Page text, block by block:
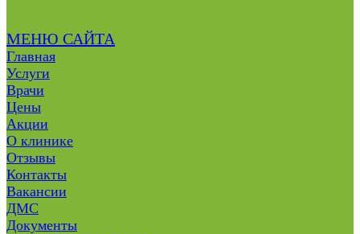
МЕНЮ САЙТА
Главная
Услуги
Врачи
Цены
Акции
О клинике
Отзывы
Контакты
Вакансии
ДМС
Документы